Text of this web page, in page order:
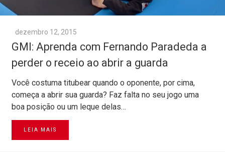
dezembro 12, 2015
GMI: Aprenda com Fernando Paradeda a
perder o receio ao abrir a guarda
Você costuma titubear quando o oponente, por cima,
começa a abrir sua guarda? Faz falta no seu jogo uma
boa posição ou um leque delas…
LEIA MAIS